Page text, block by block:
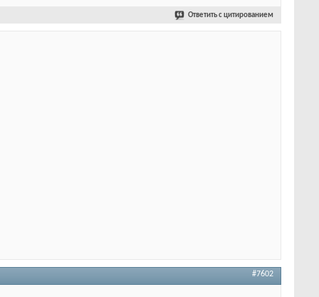
Ответить с цитированием
#7602